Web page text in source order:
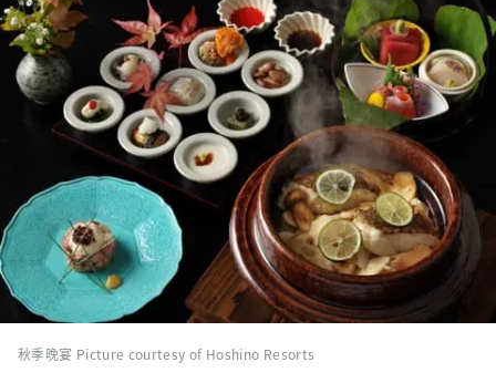
秋季晚宴 Picture courtesy of Hoshino Resorts